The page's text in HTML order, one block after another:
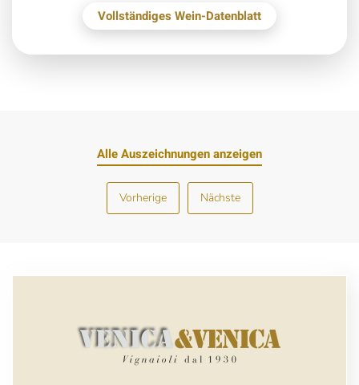
Vollständiges Wein-Datenblatt
Alle Auszeichnungen anzeigen
Vorherige Nächste